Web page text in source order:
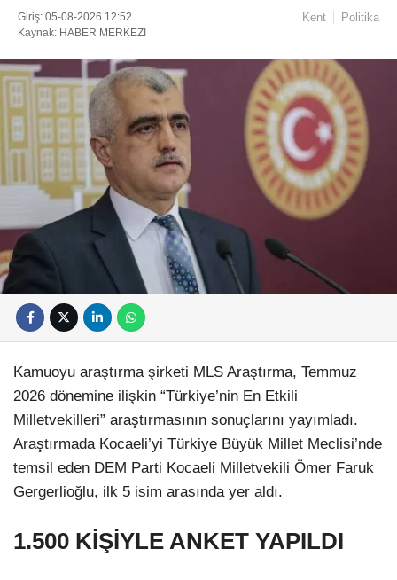
Giriş: 05-08-2026 12:52
Kaynak: HABER MERKEZI
Kent Politika
Kamuoyu araştırma şirketi MLS Araştırma, Temmuz
2026 dönemine ilişkin “Türkiye’nin En Etkili
Milletvekilleri” araştırmasının sonuçlarını yayımladı.
Araştırmada Kocaeli’yi Türkiye Büyük Millet Meclisi’nde
temsil eden DEM Parti Kocaeli Milletvekili Ömer Faruk
Gergerlioğlu, ilk 5 isim arasında yer aldı.
1.500 KİŞİYLE ANKET YAPILDI